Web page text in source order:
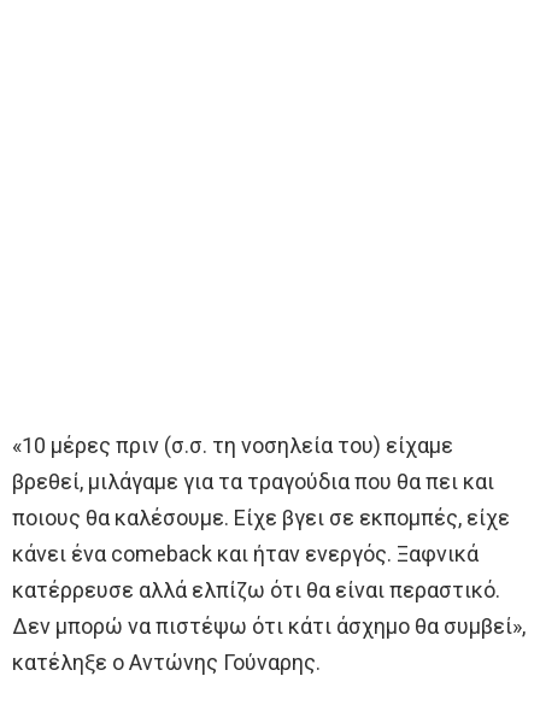
«10 μέρες πριν (σ.σ. τη νοσηλεία του) είχαμε
βρεθεί, μιλάγαμε για τα τραγούδια που θα πει και
ποιους θα καλέσουμε. Είχε βγει σε εκπομπές, είχε
κάνει ένα comeback και ήταν ενεργός. Ξαφνικά
κατέρρευσε αλλά ελπίζω ότι θα είναι περαστικό.
Δεν μπορώ να πιστέψω ότι κάτι άσχημο θα συμβεί»,
κατέληξε ο Αντώνης Γούναρης.